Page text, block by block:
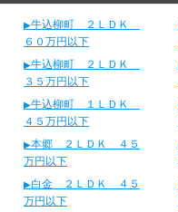
牛込柳町 ２ＬＤＫ
６０万円以下
牛込柳町 ２ＬＤＫ
３５万円以下
牛込柳町 １ＬＤＫ
４５万円以下
本郷 ２ＬＤＫ ４５
万円以下
白金 ２ＬＤＫ ４５
万円以下